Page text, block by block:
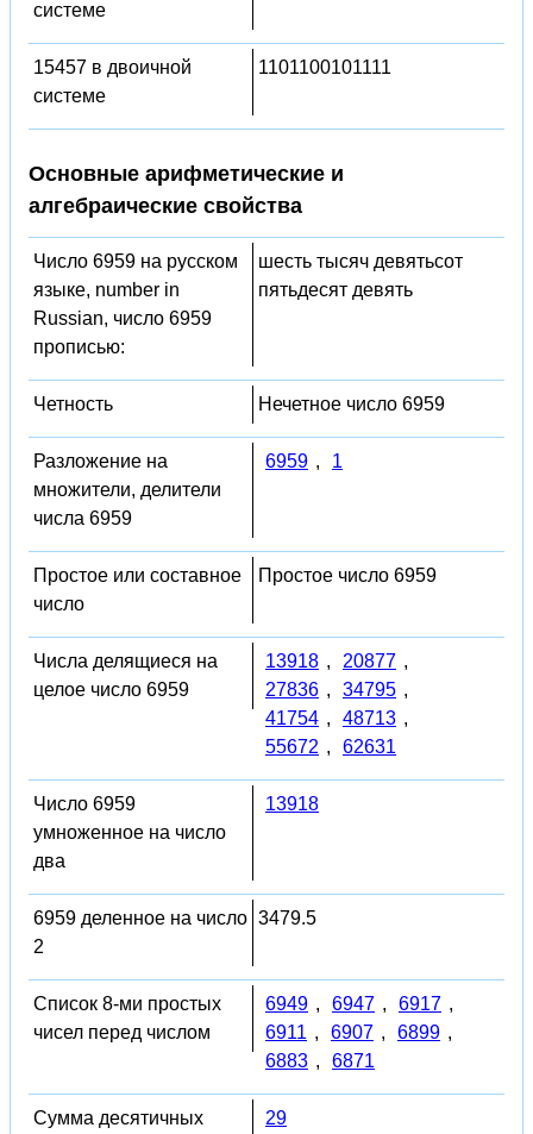
системе
15457 в двоичной
системе
1101100101111
Основные арифметические и
алгебраические свойства
Число 6959 на русском
языке, number in
Russian, число 6959
прописью:
шесть тысяч девятьсот
пятьдесят девять
Четность Нечетное число 6959
Разложение на
множители, делители
числа 6959
6959 , 1
Простое или составное
число
Простое число 6959
Числа делящиеся на
целое число 6959
13918 , 20877 ,
27836 , 34795 ,
41754 , 48713 ,
55672 , 62631
Число 6959
умноженное на число
два
13918
6959 деленное на число
2
3479.5
Список 8-ми простых
чисел перед числом
6949 , 6947 , 6917 ,
6911 , 6907 , 6899 ,
6883 , 6871
Сумма десятичных
29